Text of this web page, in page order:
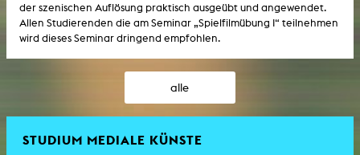
der szenischen Auflösung praktisch ausgeübt und angewendet.
Allen Studierenden die am Seminar „Spielfilmübung I“ teilnehmen
wird dieses Seminar dringend empfohlen.
alle
STUDIUM MEDIALE KÜNSTE